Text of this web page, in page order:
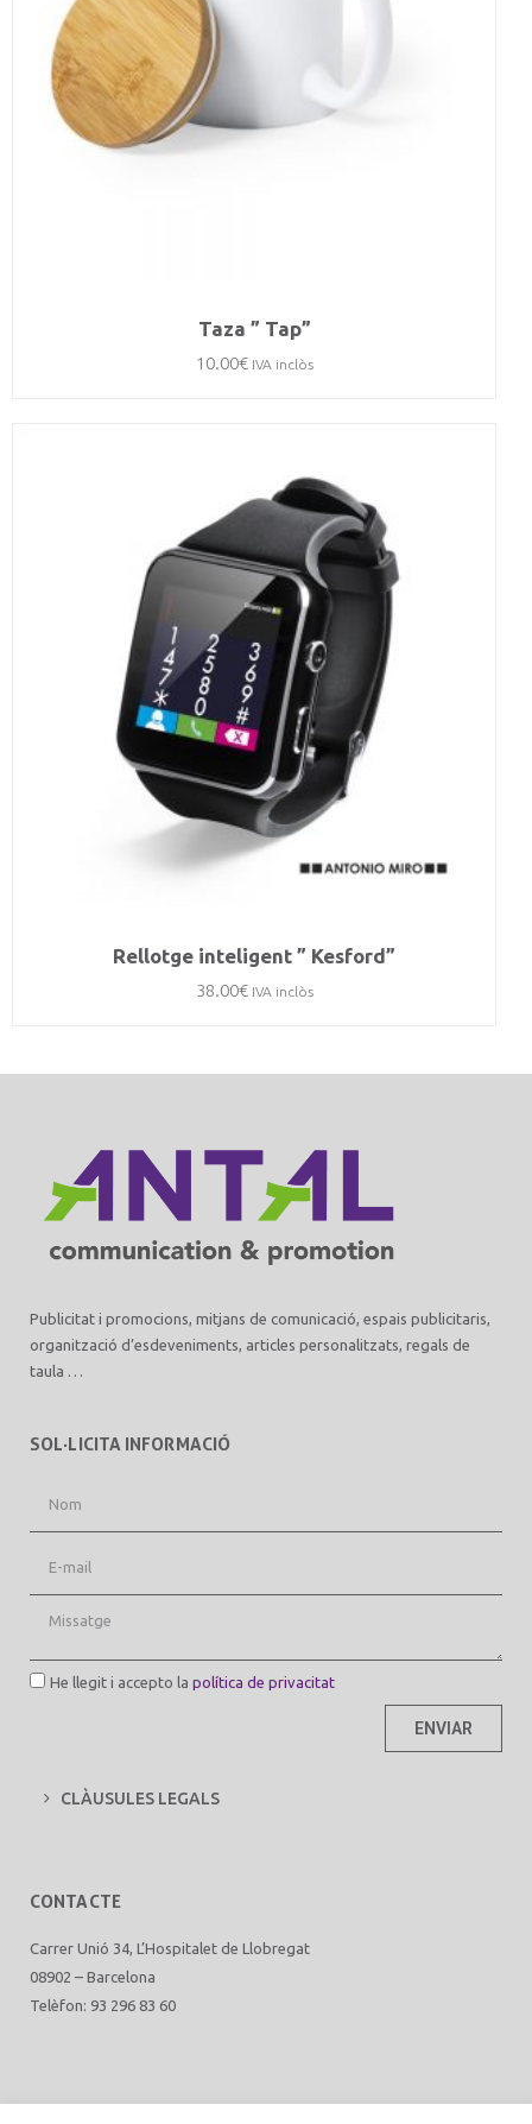
Taza ” Tap”
10.00€ IVA inclòs
Rellotge inteligent ” Kesford”
38.00€ IVA inclòs
Publicitat i promocions, mitjans de comunicació, espais publicitaris,
organització d’esdeveniments, articles personalitzats, regals de
taula …
SOL·LICITA INFORMACIÓ
He llegit i accepto la política de privacitat
ENVIAR
CLÀUSULES LEGALS
CONTACTE
Carrer Unió 34, L’Hospitalet de Llobregat
08902 – Barcelona
Telèfon: 93 296 83 60